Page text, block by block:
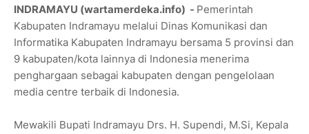
INDRAMAYU (wartamerdeka.info) - Pemerintah
Kabupaten Indramayu melalui Dinas Komunikasi dan
Informatika Kabupaten Indramayu bersama 5 provinsi dan
9 kabupaten/kota lainnya di Indonesia menerima
penghargaan sebagai kabupaten dengan pengelolaan
media centre terbaik di Indonesia.
Mewakili Bupati Indramayu Drs. H. Supendi, M.Si, Kepala